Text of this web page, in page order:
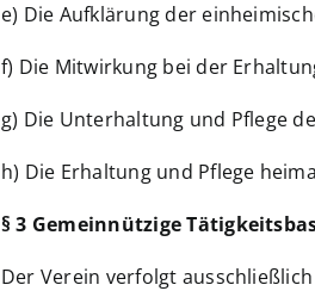
e) Die Aufklärung der
f) Die Mitwirkung bei der
g) Die Unterhaltung und Pflege
h) Die Erhaltung und Pflege
§ 3 Gemeinnützige
Der Verein verfolgt